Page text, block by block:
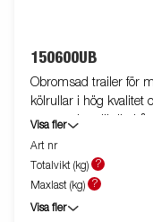
150600UB
Obromsad trailer för
kölrullar i hög kvalitet
anpassning till din
hållbarhet. Elen är
hjullager förlänger
lampor som inte
båt. Båttrailern på
Visa fler
Art nr
Totalvikt (kg)
?
Maxlast (kg)
?
Visa fler